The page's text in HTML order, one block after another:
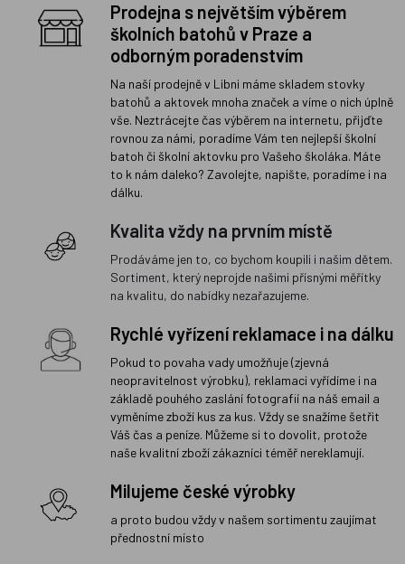
Prodejna s největším výběrem
školních batohů v Praze a
odborným poradenstvím
Na naší prodejně v Libni máme skladem stovky
batohů a aktovek mnoha značek a víme o nich úplně
vše. Neztrácejte čas výběrem na internetu, přijďte
rovnou za námi, poradíme Vám ten nejlepší školní
batoh či školní aktovku pro Vašeho školáka. Máte
to k nám daleko? Zavolejte, napište, poradíme i na
dálku.
Kvalita vždy na prvním místě
Prodáváme jen to, co bychom koupili i našim dětem.
Sortiment, který neprojde našimi přísnými měřítky
na kvalitu, do nabídky nezařazujeme.
Rychlé vyřízení reklamace i na dálku
Pokud to povaha vady umožňuje (zjevná
neopravitelnost výrobku), reklamaci vyřídíme i na
základě pouhého zaslání fotografií na náš email a
vyměníme zboží kus za kus. Vždy se snažíme šetřit
Váš čas a peníze. Můžeme si to dovolit, protože
naše kvalitní zboží zákazníci téměř nereklamují.
Milujeme české výrobky
a proto budou vždy v našem sortimentu zaujímat
přednostní místo